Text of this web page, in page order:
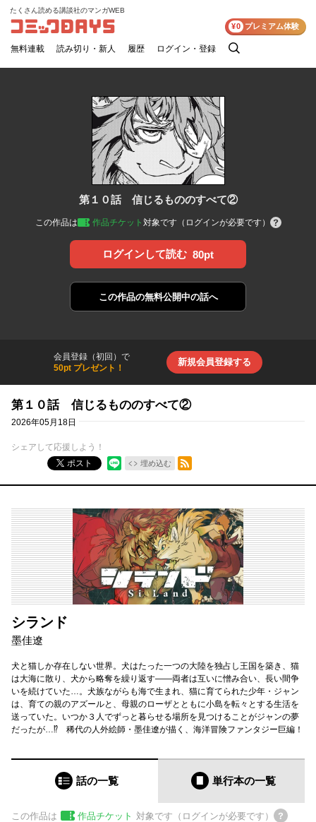
コミックDAYS
たくさん読める講談社のマンガWEB
無料連載 読み切り・新人 履歴 ログイン・登録
検
¥0 プレミアム体験
第１０話 信じるもののすべて②
この作品は 作品チケット 対象です（ログインが必要です）
ログインして読む 80pt
この作品の無料公開中の話へ
会員登録（初回）で
50pt プレゼント！
新規会員登録する
第１０話 信じるもののすべて②
2026年05月18日
シェアして応援しよう！
ポスト
埋め込む
RSSフィード
シランド
墨佳遼
犬と猫しか存在しない世界。犬はたった一つの大陸を独占し王国を築き、猫
は大海に散り、犬から略奪を繰り返す――両者は互いに憎み合い、長い間争
いを続けていた…。犬族ながらも海で生まれ、猫に育てられた少年・ジャン
は、育ての親のアズールと、母親のローザとともに小島を転々とする生活を
送っていた。いつか３人でずっと暮らせる場所を見つけることがジャンの夢
だったが…⁉ 稀代の人外絵師・墨佳遼が描く、海洋冒険ファンタジー巨編！
話の一覧 単行本の一覧
この作品は 作品チケット 対象です（ログインが必要です）